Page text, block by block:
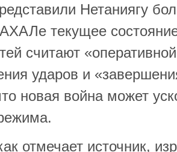
Нетаниягу
текущее
считают
ударов и
новая война может
отмечает источник,